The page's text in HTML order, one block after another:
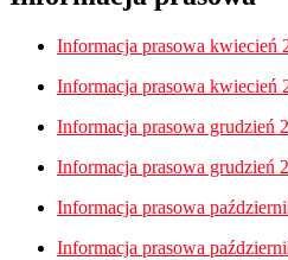
Informacja prasowa kwiecień
Informacja prasowa kwiecień
Informacja prasowa grudzień
Informacja prasowa grudzień
Informacja prasowa
Informacja prasowa